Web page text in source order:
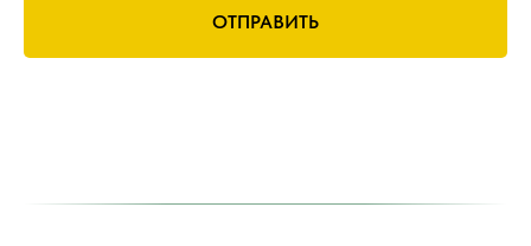
ОТПРАВИТЬ